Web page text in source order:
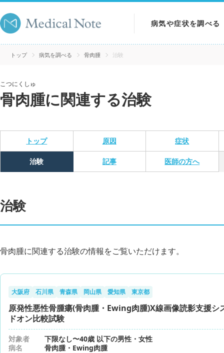
病気や症状を調べる
病気を調べる
トップ 病気を調べる 骨肉腫 治験
こつにくしゅ
骨肉腫に関連する治験
トップ 原因 症状
治験 記事 医師の方へ
治験
骨肉腫に関連する治験の情報をご覧いただけます。
大阪府 石川県 青森県 岡山県 愛知県 東京都
原発性悪性骨腫瘍(骨肉腫・Ewing肉腫)X線画像読影支援シ
ドオン比較試験
対象者
下限なし〜40歳 以下の男性・女性
病名
骨肉腫・Ewing肉腫